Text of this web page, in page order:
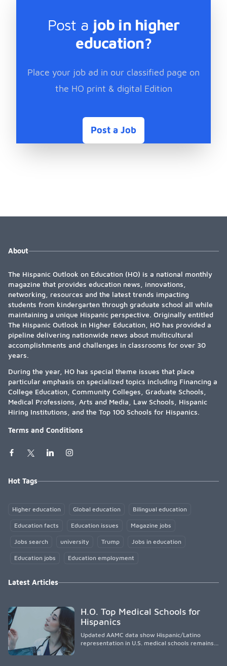
Post a job in higher
education?
Place your job ad in our classified page on
the HO print & digital Edition
Post a Job
About
The Hispanic Outlook on Education (HO) is a national monthly
magazine that provides education news, innovations,
networking, resources and the latest trends impacting
students from kindergarten through graduate school all while
maintaining a unique Hispanic perspective. Originally entitled
The Hispanic Outlook in Higher Education, HO has provided a
pipeline delivering nationwide news about multicultural
accomplishments and challenges in classrooms for over 30
years.
During the year, HO has special theme issues that place
particular emphasis on specialized topics including Financing a
College Education, Community Colleges, Graduate Schools,
Medical Professions, Arts and Media, Law Schools, Hispanic
Hiring Institutions, and the Top 100 Schools for Hispanics.
Terms and Conditions
Hot Tags
Higher education Global education Bilingual education
Education facts Education issues Magazine jobs
Jobs search university Trump Jobs in education
Education jobs Education employment
Latest Articles
H.O. Top Medical Schools for
Hispanics
Updated AAMC data show Hispanic/Latino
representation in U.S. medical schools remains